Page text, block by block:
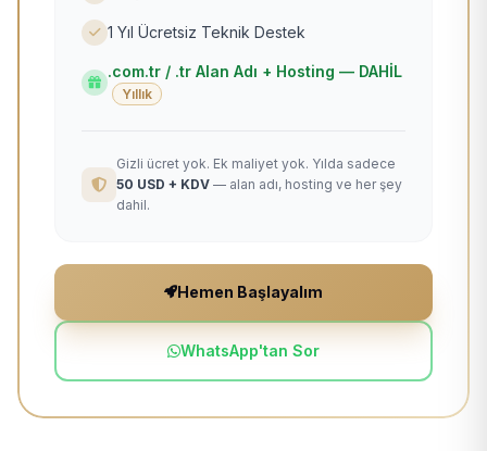
1 Yıl Ücretsiz Teknik Destek
.com.tr / .tr Alan Adı + Hosting — DAHİL
Yıllık
Gizli ücret yok. Ek maliyet yok. Yılda sadece
50 USD + KDV — alan adı, hosting ve her şey
dahil.
Hemen Başlayalım
WhatsApp'tan Sor